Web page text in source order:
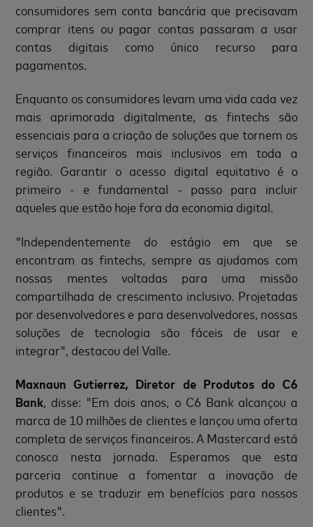
consumidores sem conta bancária que precisavam
comprar itens ou pagar contas passaram a usar
contas digitais como único recurso para
pagamentos.
Enquanto os consumidores levam uma vida cada vez
mais aprimorada digitalmente, as fintechs são
essenciais para a criação de soluções que tornem os
serviços financeiros mais inclusivos em toda a
região. Garantir o acesso digital equitativo é o
primeiro - e fundamental - passo para incluir
aqueles que estão hoje fora da economia digital.
"Independentemente do estágio em que se
encontram as fintechs, sempre as ajudamos com
nossas mentes voltadas para uma missão
compartilhada de crescimento inclusivo. Projetadas
por desenvolvedores e para desenvolvedores, nossas
soluções de tecnologia são fáceis de usar e
integrar", destacou del Valle.
Maxnaun Gutierrez, Diretor de Produtos do C6
Bank, disse: "Em dois anos, o C6 Bank alcançou a
marca de 10 milhões de clientes e lançou uma oferta
completa de serviços financeiros. A Mastercard está
conosco nesta jornada. Esperamos que esta
parceria continue a fomentar a inovação de
produtos e se traduzir em benefícios para nossos
clientes".